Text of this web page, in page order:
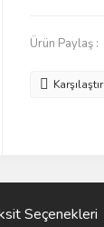
Ürün Paylaş :
Karşılaştır
Seçenekleri